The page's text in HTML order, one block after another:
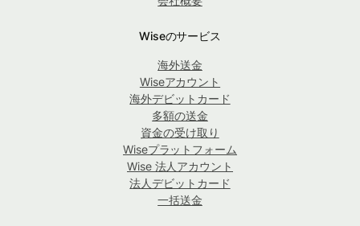
Wiseのサービス
海外送金
Wiseアカウント
海外デビットカード
多額の送金
資金の受け取り
Wiseプラットフォーム
Wise 法人アカウント
法人デビットカード
一括送金